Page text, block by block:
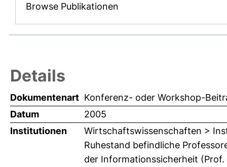
Browse Publikationen
Details
Dokumentenart Konferenz- oder Workshop-
Datum
2005
Institutionen
Wirtschaftswissenschaften >
Ruhestand befindliche
der Informationssicherheit